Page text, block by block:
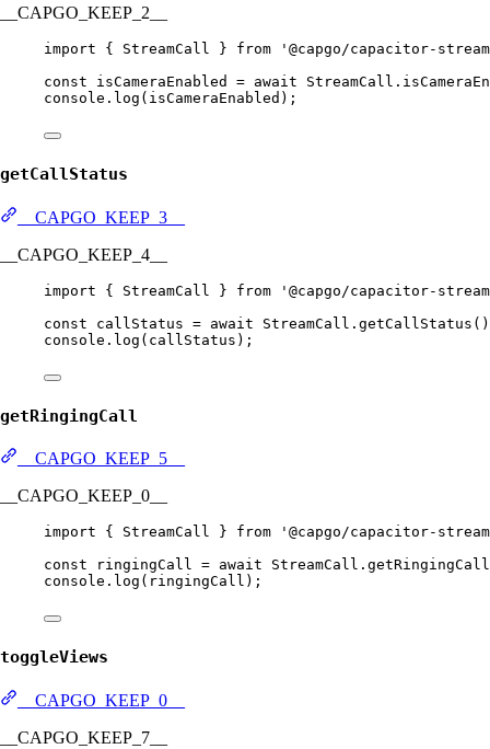
__CAPGO_KEEP_2__
import { StreamCall } from
'@capgo/capacitor-
const
isCameraEnabled = await StreamCall.
console. log (isCameraEnabled);
getCallStatus
__CAPGO_KEEP_3__
__CAPGO_KEEP_4__
import { StreamCall } from
'@capgo/capacitor-
const
callStatus = await StreamCall. getCallStatus
console. log (callStatus);
getRingingCall
__CAPGO_KEEP_5__
__CAPGO_KEEP_0__
import { StreamCall } from
'@capgo/capacitor-
const
ringingCall = await StreamCall. getRingingCall
console. log (ringingCall);
toggleViews
__CAPGO_KEEP_0__
__CAPGO_KEEP_7__